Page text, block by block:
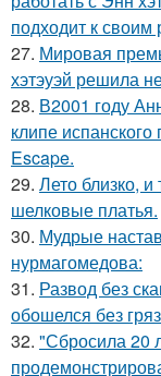
подходит к своим
27. Мировая
хэтэуэй решила
28. В2001 году
клипе
Escape.
29. Лето близко,
шелковые платья.
30. Мудрые
нурмагомедова:
31. Развод без
обошелся без
32. "Сбросила 20